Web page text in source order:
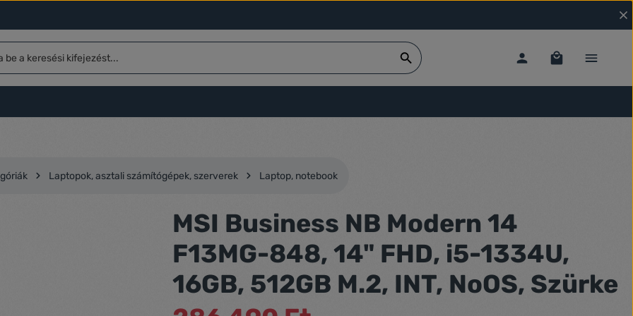
Laptopok, asztali számítógépek, szerverek Laptop, notebook
MSI Business NB Modern 14
F13MG-848, 14" FHD, i5-1334U,
16GB, 512GB M.2, INT, NoOS, Szürke